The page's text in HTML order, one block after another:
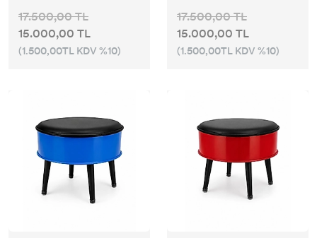
17.500,00 TL
15.000,00 TL
(1.500,00TL KDV %10)
17.500,00 TL
15.000,00 TL
(1.500,00TL KDV %10)